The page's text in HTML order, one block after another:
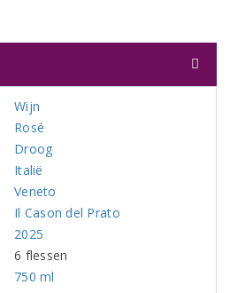
Wijn
Rosé
Droog
Italië
Veneto
Il Cason del Prato
2025
6 flessen
750 ml